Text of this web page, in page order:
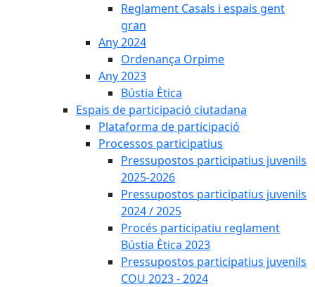
Reglament Casals i espais gent
gran
Any 2024
Ordenança Orpime
Any 2023
Bústia Ètica
Espais de participació ciutadana
Plataforma de participació
Processos participatius
Pressupostos participatius juvenils
2025-2026
Pressupostos participatius juvenils
2024 / 2025
Procés participatiu reglament
Bústia Ètica 2023
Pressupostos participatius juvenils
COU 2023 - 2024